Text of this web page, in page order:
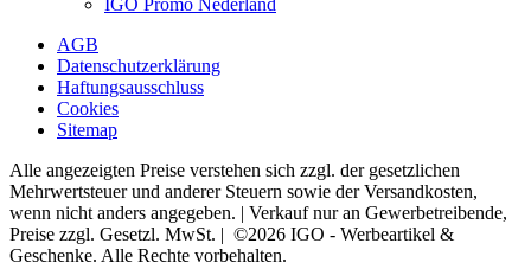
AGB
Datenschutzerklärung
Haftungsausschluss
Cookies
Sitemap
Alle angezeigten Preise verstehen sich zzgl. der gesetzlichen
Mehrwertsteuer und anderer Steuern sowie der Versandkosten,
wenn nicht anders angegeben. | Verkauf nur an Gewerbetreibende,
Preise zzgl. Gesetzl. MwSt. | ©2026 IGO - Werbeartikel &
Geschenke. Alle Rechte vorbehalten.